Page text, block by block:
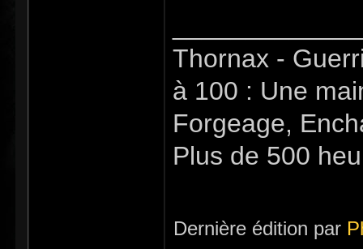
Thornax -
à 100 : Une
Forgeage,
Plus de 500
Dernière édition par